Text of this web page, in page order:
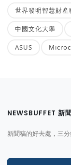
世界發明智慧財產
中國文化大學
ASUS
NEWSBUFFET 新
新聞稿的好去處，三